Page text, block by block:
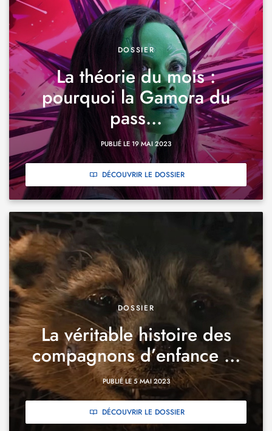
DOSSIER
La théorie du mois :
pourquoi la Gamora du
pass...
PUBLIÉ LE 19 MAI 2023
DÉCOUVRIR LE DOSSIER
DOSSIER
La véritable histoire des
compagnons d’enfance ...
PUBLIÉ LE 5 MAI 2023
DÉCOUVRIR LE DOSSIER